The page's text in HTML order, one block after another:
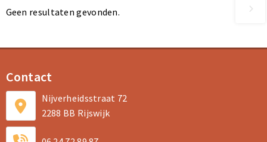
Geen resultaten gevonden.
Contact
Nijverheidsstraat 72
2288 BB Rijswijk